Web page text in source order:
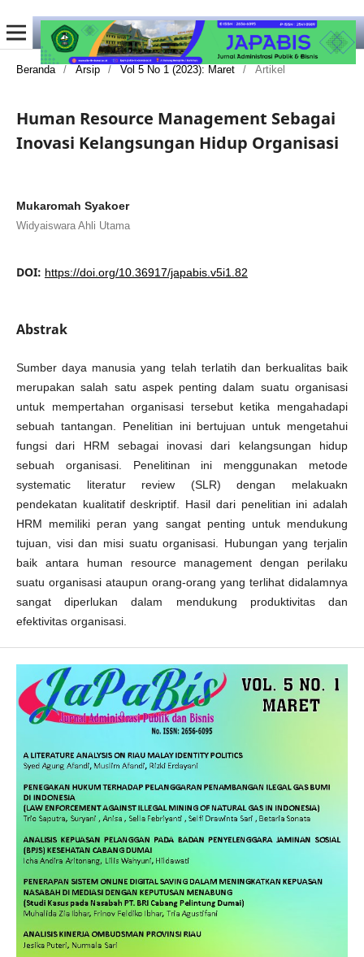
Beranda / Arsip / Vol 5 No 1 (2023): Maret / Artikel
Human Resource Management Sebagai
Inovasi Kelangsungan Hidup Organisasi
Mukaromah Syakoer
Widyaiswara Ahli Utama
DOI: https://doi.org/10.36917/japabis.v5i1.82
Abstrak
Sumber daya manusia yang telah terlatih dan berkualitas baik
merupakan salah satu aspek penting dalam suatu organisasi
untuk mempertahan organisasi tersebut ketika mengahadapi
sebuah tantangan. Penelitian ini bertujuan untuk mengetahui
fungsi dari HRM sebagai inovasi dari kelangsungan hidup
sebuah organisasi. Penelitinan ini menggunakan metode
systematic literatur review (SLR) dengan melakuakn
pendekatan kualitatif deskriptif. Hasil dari penelitian ini adalah
HRM memiliki peran yang sangat penting untuk mendukung
tujuan, visi dan misi suatu organisasi. Hubungan yang terjalin
baik antara human resource management dengan perilaku
suatu organisasi ataupun orang-orang yang terlihat didalamnya
sangat diperlukan dalam mendukung produktivitas dan
efektivitas organisasi.